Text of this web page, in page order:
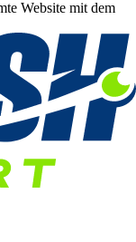
Website mit dem